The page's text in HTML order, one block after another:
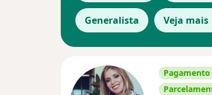
Generalista Veja mais